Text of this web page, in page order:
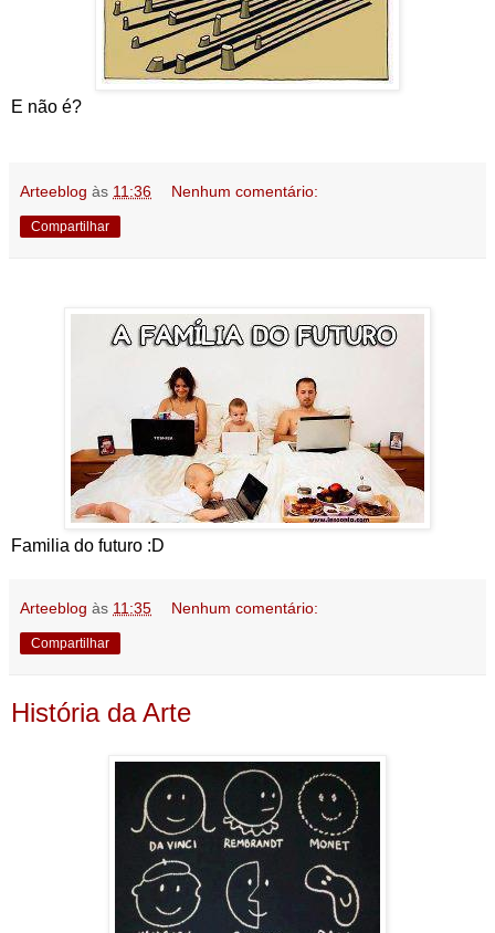
E não é?
Arteeblog às 11:36 Nenhum comentário:
Compartilhar
Familia do futuro :D
Arteeblog às 11:35 Nenhum comentário:
Compartilhar
História da Arte